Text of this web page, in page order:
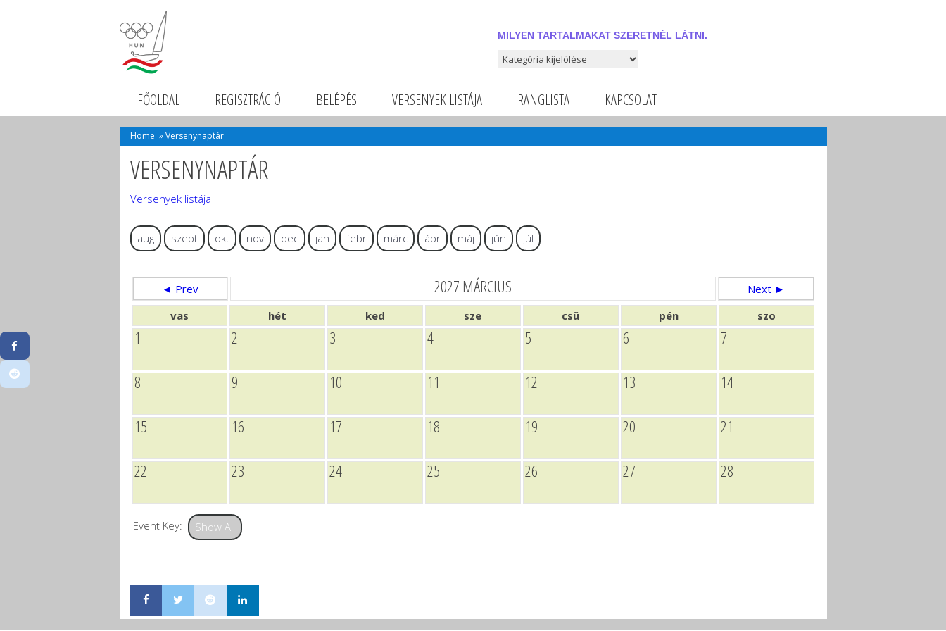
MILYEN TARTALMAKAT SZERETNÉL LÁTNI.
Milyen tartalmakat szeretnél látni.
FŐOLDAL REGISZTRÁCIÓ BELÉPÉS VERSENYEK LISTÁJA RANGLISTA KAPCSOLAT
Home »Versenynaptár
VERSENYNAPTÁR
Versenyek listája
aug szept okt nov dec jan febr márc ápr máj jún júl
◄ Prev 2027 MÁRCIUS
Next ►
vas
hét ked sze csü pén szo
1 2 3 4 5 6 7
8 9 10 11 12 13 14
15 16 17 18 19 20 21
22 23 24 25 26 27 28
Event Key: Show All